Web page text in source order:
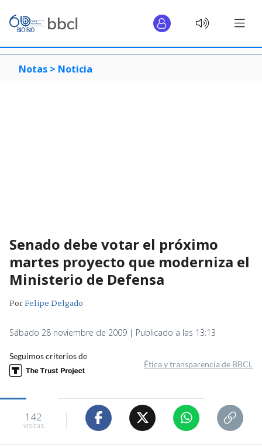
Notas > Noticia
Senado debe votar el próximo
martes proyecto que moderniza el
Ministerio de Defensa
PorFelipe Delgado
Sábado 28 noviembre de 2009 | Publicado a las 13:13
Seguimos criterios de
Ética y transparencia de BBCL
142
visitas